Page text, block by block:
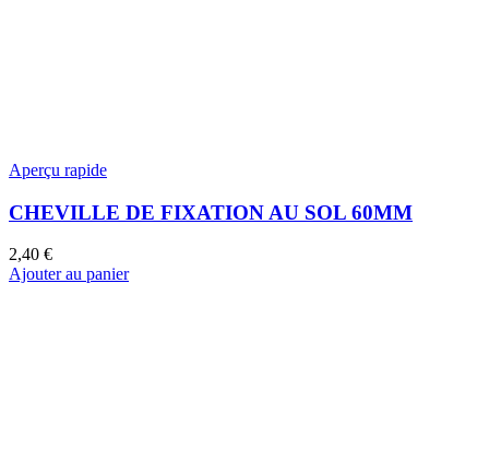
Aperçu rapide
CHEVILLE DE FIXATION AU SOL 60MM
2,40 €
Ajouter au panier